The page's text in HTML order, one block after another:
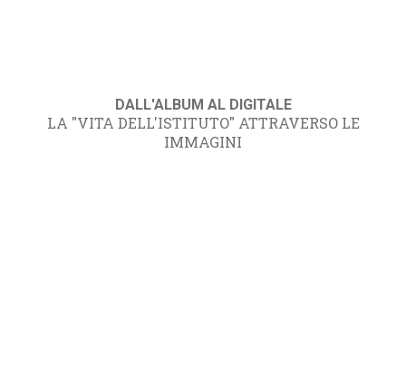
DALL'ALBUM AL DIGITALE
LA "VITA DELL'ISTITUTO" ATTRAVERSO LE
IMMAGINI